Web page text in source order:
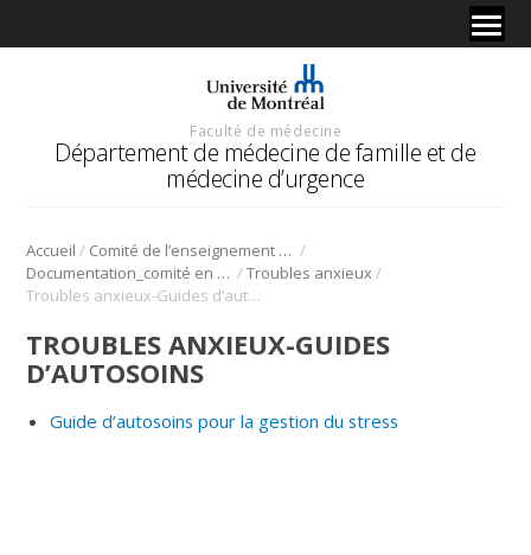
Faculté de médecine
Département de médecine de famille et de
médecine d’urgence
Accueil / Comité de l’enseignement en santé mentale /
Documentation_comité en santé mentale /Troubles anxieux/
Troubles anxieux-Guides d’autosoins
TROUBLES ANXIEUX-GUIDES
D’AUTOSOINS
Guide d’autosoins pour la gestion du stress